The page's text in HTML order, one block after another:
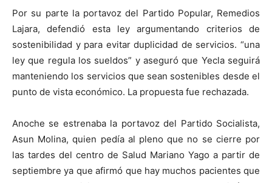
Por su parte la portavoz del Partido Popular, Remedios
Lajara, defendió esta ley argumentando criterios de
sostenibilidad y para evitar duplicidad de servicios. “una
ley que regula los sueldos” y aseguró que Yecla seguirá
manteniendo los servicios que sean sostenibles desde el
punto de vista económico. La propuesta fue rechazada.
Anoche se estrenaba la portavoz del Partido Socialista,
Asun Molina, quien pedía al pleno que no se cierre por
las tardes del centro de Salud Mariano Yago a partir de
septiembre ya que afirmó que hay muchos pacientes que